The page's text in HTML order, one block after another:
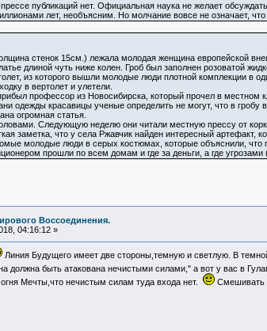
публикаций нет. Официальная наука не желает
лет, необъясним. Но молчание вовсе не означает,
стенок 15см.) лежала молодая женщина европейской
длиной чуть ниже колен. Гроб был заполнен розоватой
из которого вышли молодые люди плотной комплекции в
в вертолет и улетели.
профессор из Новосибирска, который прочел в
одежды красавицы ученые определить не могут, что в
огромная статья.
Следующую неделю они читали местную прессу от
заметка, что у села Ржавчик найден интересный артефакт,
молодые люди в серых костюмах, которые объяснили,
прошли по всем домам и где за деньги, а где угрозами
Воссоединения.
04:16:12 »
Линия Будущего имеет две стороны,темную и светлую. В
должна быть атакована нечистыми силами," а вот у вас в
Мечты,что нечистым силам туда входа нет.
Смешивать